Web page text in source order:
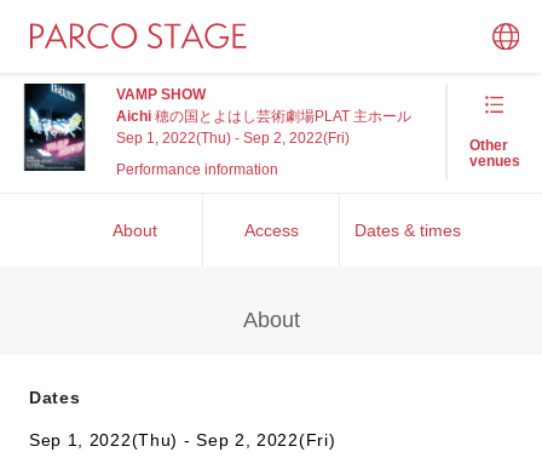
VAMP SHOW
Aichi穂の国とよはし芸術劇場PLAT 主ホール
Sep 1, 2022(Thu) - Sep 2, 2022(Fri)
Performance information
Other
venues
About Access Dates & times
About
Dates
Sep 1, 2022(Thu) - Sep 2, 2022(Fri)